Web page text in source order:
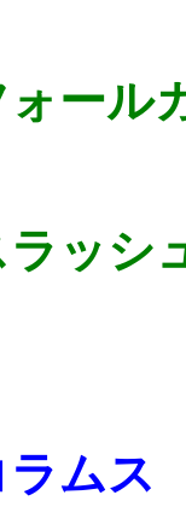
ォー
ラッ
ラム